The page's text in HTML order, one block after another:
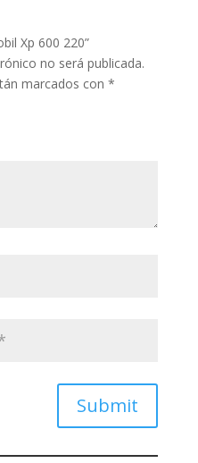
Xp 600 220”
no será publicada.
marcados con *
Submit